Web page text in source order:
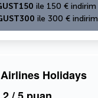
ile 150 € indirim
ile 300 € indirim
Holidays